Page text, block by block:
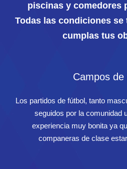
piscinas y comedores
Todas las condiciones se
cumplas tus
Campos de
Los partidos de fútbol, ​​tanto
seguidos por la comunidad
experiencia muy bonita ya
companeras de clase